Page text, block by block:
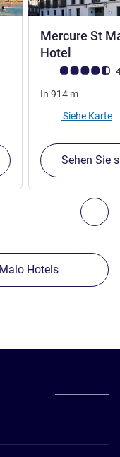
in der Nähe
in der Nähe
Mercure St
Hotel
Note
In 914 m
Siehe Karte
Sehen Sie
Hotels